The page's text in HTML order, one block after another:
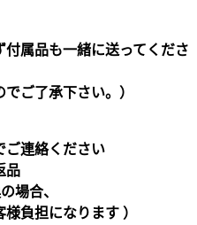
属品も一緒に送ってくださ
ご了承下さい。）
ご連絡ください
品
場合、
負担になります ）